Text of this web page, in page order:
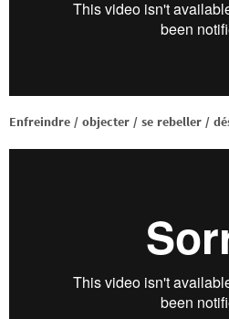
Enfreindre / objecter / se rebeller /